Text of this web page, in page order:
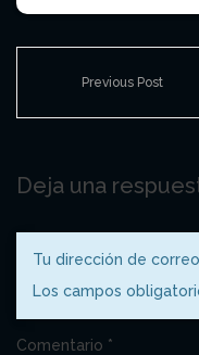
Previous Post
Deja una
Tu dirección de
Los campos
Comentario *